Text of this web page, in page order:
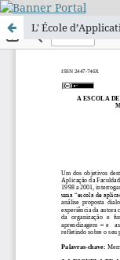
L' École